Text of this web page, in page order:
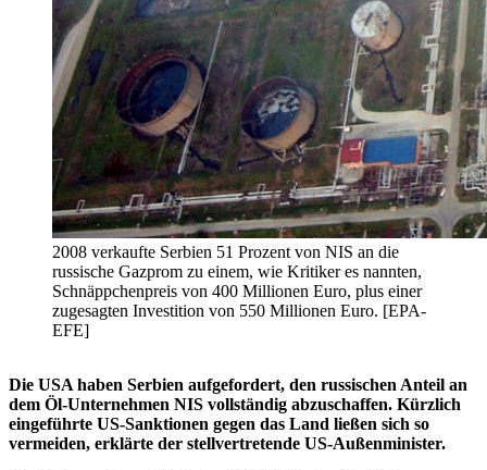
2008 verkaufte Serbien 51 Prozent von NIS an die
russische Gazprom zu einem, wie Kritiker es nannten,
Schnäppchenpreis von 400 Millionen Euro, plus einer
zugesagten Investition von 550 Millionen Euro. [EPA-
EFE]
Die USA haben Serbien aufgefordert, den russischen Anteil an
dem Öl-Unternehmen NIS vollständig abzuschaffen. Kürzlich
eingeführte US-Sanktionen gegen das Land ließen sich so
vermeiden, erklärte der stellvertretende US-Außenminister.